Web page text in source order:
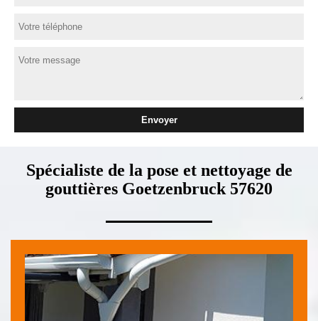
Spécialiste de la pose et nettoyage de
gouttières Goetzenbruck 57620